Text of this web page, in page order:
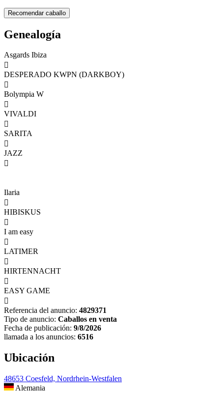
Genealogía
Asgards Ibiza

DESPERADO KWPN (DARKBOY)

Bolympia W

VIVALDI

SARITA

JAZZ

Ilaria

HIBISKUS

I am easy

LATIMER

HIRTENNACHT

EASY GAME

Referencia del anuncio: 4829371
Tipo de anuncio: Caballos en venta
Fecha de publicación: 9/8/2026
llamada a los anuncios: 6516
Ubicación
48653 Coesfeld, Nordrhein-Westfalen
Alemania